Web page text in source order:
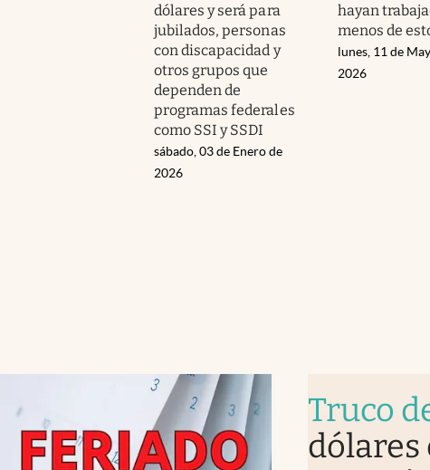
dólares y será para
jubilados, personas
con discapacidad y
otros grupos que
dependen de
programas federales
como SSI y SSDI
sábado, 03 de Enero de
2026
hayan
menos de
lunes, 11 de
2026
Truco
dólares